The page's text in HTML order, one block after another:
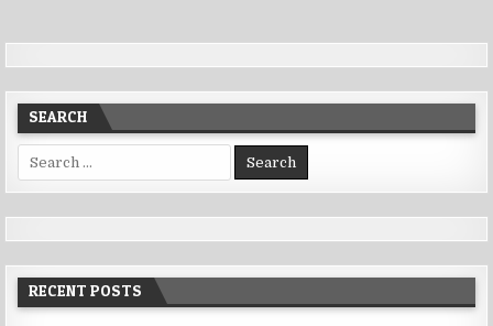
SEARCH
Search for:
RECENT POSTS